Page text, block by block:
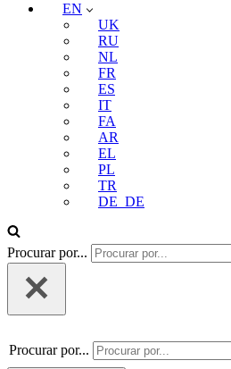
EN
UK
RU
NL
FR
ES
IT
FA
AR
EL
PL
TR
DE_DE
Procurar por...
Procurar por...